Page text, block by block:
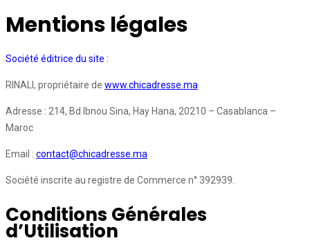
Mentions légales
Société éditrice du site :
RINALI, propriétaire de www.chicadresse.ma
Adresse : 214, Bd Ibnou Sina, Hay Hana, 20210 – Casablanca –
Maroc
Email : contact@chicadresse.ma
Société inscrite au registre de Commerce n° 392939.
Conditions Générales
d’Utilisation